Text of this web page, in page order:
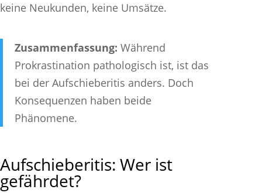
keine Neukunden, keine Umsätze.
Zusammenfassung: Während
Prokrastination pathologisch ist, ist das
bei der Aufschieberitis anders. Doch
Konsequenzen haben beide
Phänomene.
Aufschieberitis: Wer ist
gefährdet?